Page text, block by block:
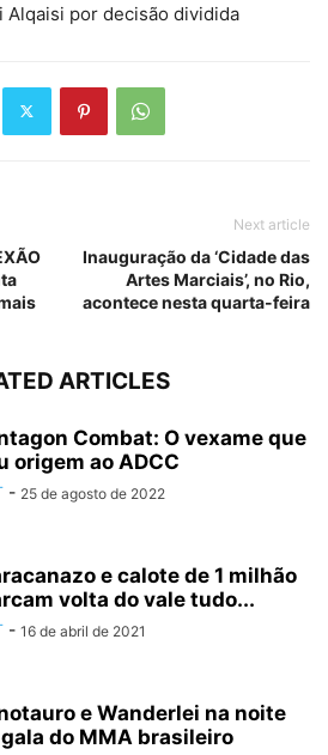
Alqaisi por decisão dividida
Next article
Inauguração da ‘Cidade das
Artes Marciais’, no Rio,
acontece nesta quarta-feira
ARTICLES
Combat: O vexame que
origem ao ADCC
- 25 de agosto de 2022
e calote de 1 milhão
volta do vale tudo...
- 16 de abril de 2021
e Wanderlei na noite
do MMA brasileiro